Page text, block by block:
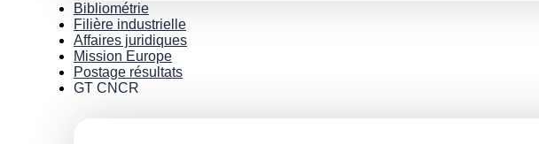
Bibliométrie
Filière industrielle
Affaires juridiques
Mission Europe
Postage résultats
GT CNCR